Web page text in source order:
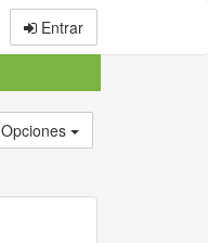
Entrar
Opciones